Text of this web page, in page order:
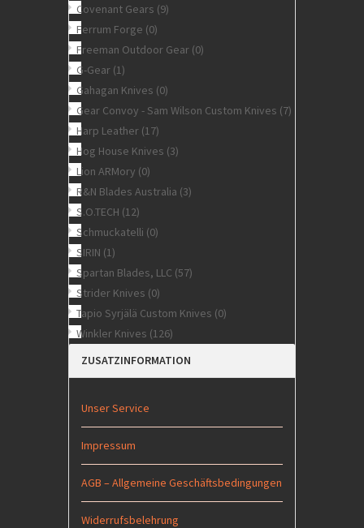
Covenant Gears (9)
Ferrum Forge (0)
Freeman Outdoor Gear (0)
G-Gear (1)
Gahagan Knives (0)
Gear Convoy - Sam Wilson Custom Knives (7)
Harp Leather (17)
Hog House Knives (3)
Lion ARMory (0)
R&N Blades Australia (3)
S.O.TECH (12)
Schmuckatelli (0)
SIRIN (1)
Spartan Blades, LLC (57)
Strider Knives (0)
Tapio Syrjälä Custom Knives (0)
Winkler Knives (126)
ZUSATZINFORMATION
Unser Service
Impressum
AGB – Allgemeine Geschäftsbedingungen
Widerrufsbelehrung